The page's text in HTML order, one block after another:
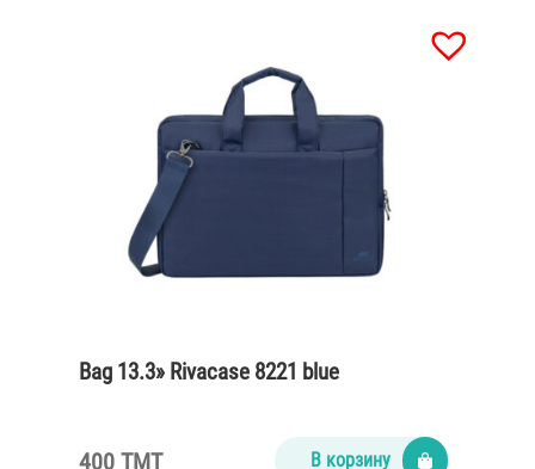
Bag 13.3» Rivacase 8221 blue
400 TMT В корзину